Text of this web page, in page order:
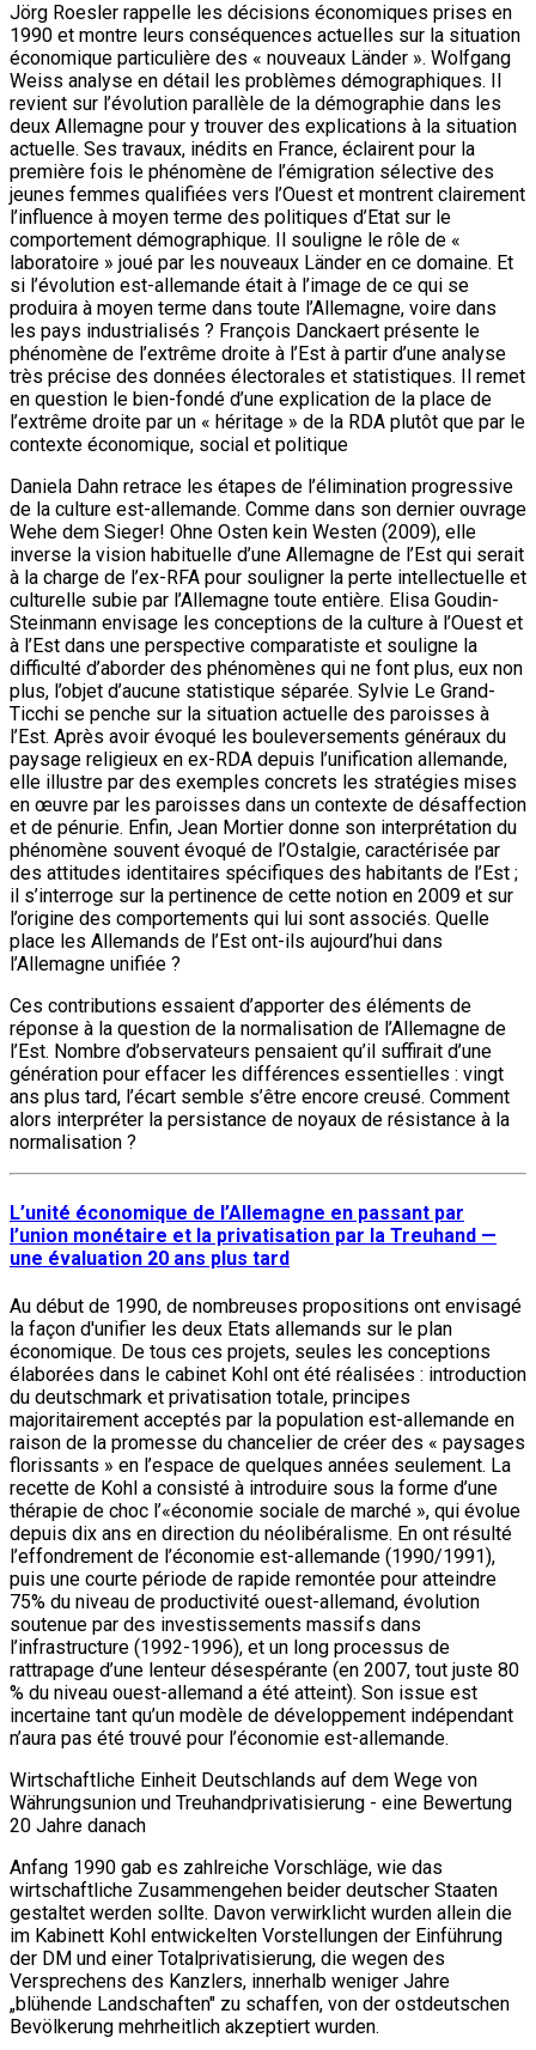
Jörg Roesler rappelle les décisions économiques prises en
1990 et montre leurs conséquences actuelles sur la situation
économique particulière des « nouveaux Länder ». Wolfgang
Weiss analyse en détail les problèmes démographiques. Il
revient sur l’évolution parallèle de la démographie dans les
deux Allemagne pour y trouver des explications à la situation
actuelle. Ses travaux, inédits en France, éclairent pour la
première fois le phénomène de l’émigration sélective des
jeunes femmes qualifiées vers l’Ouest et montrent clairement
l’influence à moyen terme des politiques d’Etat sur le
comportement démographique. Il souligne le rôle de «
laboratoire » joué par les nouveaux Länder en ce domaine. Et
si l’évolution est-allemande était à l’image de ce qui se
produira à moyen terme dans toute l’Allemagne, voire dans
les pays industrialisés ? François Danckaert présente le
phénomène de l’extrême droite à l’Est à partir d’une analyse
très précise des données électorales et statistiques. Il remet
en question le bien-fondé d’une explication de la place de
l’extrême droite par un « héritage » de la RDA plutôt que par le
contexte économique, social et politique
Daniela Dahn retrace les étapes de l’élimination progressive
de la culture est-allemande. Comme dans son dernier ouvrage
Wehe dem Sieger! Ohne Osten kein Westen (2009), elle
inverse la vision habituelle d’une Allemagne de l’Est qui serait
à la charge de l’ex-RFA pour souligner la perte intellectuelle et
culturelle subie par l’Allemagne toute entière. Elisa Goudin-
Steinmann envisage les conceptions de la culture à l’Ouest et
à l’Est dans une perspective comparatiste et souligne la
difficulté d’aborder des phénomènes qui ne font plus, eux non
plus, l’objet d’aucune statistique séparée. Sylvie Le Grand-
Ticchi se penche sur la situation actuelle des paroisses à
l’Est. Après avoir évoqué les bouleversements généraux du
paysage religieux en ex-RDA depuis l’unification allemande,
elle illustre par des exemples concrets les stratégies mises
en œuvre par les paroisses dans un contexte de désaffection
et de pénurie. Enfin, Jean Mortier donne son interprétation du
phénomène souvent évoqué de l’Ostalgie, caractérisée par
des attitudes identitaires spécifiques des habitants de l’Est ;
il s’interroge sur la pertinence de cette notion en 2009 et sur
l’origine des comportements qui lui sont associés. Quelle
place les Allemands de l’Est ont-ils aujourd’hui dans
l’Allemagne unifiée ?
Ces contributions essaient d’apporter des éléments de
réponse à la question de la normalisation de l’Allemagne de
l’Est. Nombre d’observateurs pensaient qu’il suffirait d’une
génération pour effacer les différences essentielles : vingt
ans plus tard, l’écart semble s’être encore creusé. Comment
alors interpréter la persistance de noyaux de résistance à la
normalisation ?
L’unité économique de l’Allemagne en passant par
l’union monétaire et la privatisation par la Treuhand —
une évaluation 20 ans plus tard
Au début de 1990, de nombreuses propositions ont envisagé
la façon d'unifier les deux Etats allemands sur le plan
économique. De tous ces projets, seules les conceptions
élaborées dans le cabinet Kohl ont été réalisées : introduction
du deutschmark et privatisation totale, principes
majoritairement acceptés par la population est-allemande en
raison de la promesse du chancelier de créer des « paysages
florissants » en l’espace de quelques années seulement. La
recette de Kohl a consisté à introduire sous la forme d’une
thérapie de choc l’«économie sociale de marché », qui évolue
depuis dix ans en direction du néolibéralisme. En ont résulté
l’effondrement de l’économie est-allemande (1990/1991),
puis une courte période de rapide remontée pour atteindre
75% du niveau de productivité ouest-allemand, évolution
soutenue par des investissements massifs dans
l’infrastructure (1992-1996), et un long processus de
rattrapage d’une lenteur désespérante (en 2007, tout juste 80
% du niveau ouest-allemand a été atteint). Son issue est
incertaine tant qu’un modèle de développement indépendant
n’aura pas été trouvé pour l’économie est-allemande.
Wirtschaftliche Einheit Deutschlands auf dem Wege von
Währungsunion und Treuhandprivatisierung - eine Bewertung
20 Jahre danach
Anfang 1990 gab es zahlreiche Vorschläge, wie das
wirtschaftliche Zusammengehen beider deutscher Staaten
gestaltet werden sollte. Davon verwirklicht wurden allein die
im Kabinett Kohl entwickelten Vorstellungen der Einführung
der DM und einer Totalprivatisierung, die wegen des
Versprechens des Kanzlers, innerhalb weniger Jahre
„blühende Landschaften" zu schaffen, von der ostdeutschen
Bevölkerung mehrheitlich akzeptiert wurden.